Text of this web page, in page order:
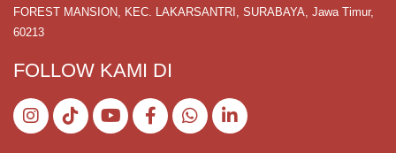
FOREST MANSION, KEC. LAKARSANTRI, SURABAYA, Jawa Timur,
60213
FOLLOW KAMI DI